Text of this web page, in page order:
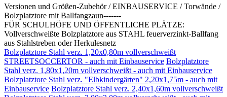
Versionen und Größen-Zubehör / EINBAUSERVICE / Torwände /
Bolzplatztore mit Ballfangzaun-------
FÜR SCHULHÖFE UND ÖFFENTLICHE PLÄTZE:
Vollverschweißte Bolzplatztore aus STAHL feuerverzinkt-Ballfang
aus Stahlstreben oder Herkulesnetz
Bolzplatztore Stahl verz. 1,20x0,80m vollverschweißt
STREETSOCCERTOR - auch mit Einbauservice Bolzplatztore
Stahl verz. 1,80x1,20m vollverschweißt - auch mit Einbauservice
Bolzplatztore Stahl verz. "Elbkindergärten" 2,20x1,75m - auch mit
Einbauservice Bolzplatztore Stahl verz. 2,40x1,60m vollverschweißt